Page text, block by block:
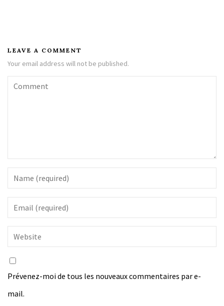
LEAVE A COMMENT
Your email address will not be published.
Prévenez-moi de tous les nouveaux commentaires par e-
mail.